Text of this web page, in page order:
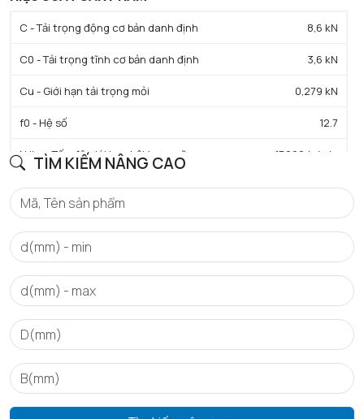
TÌM KIẾM NÂNG CAO
C - Tải trọng động cơ bản danh định 8,6 kN
C0 - Tải trọng tĩnh cơ bản danh định 3,6 kN
Cu - Giới hạn tải trọng mỏi 0,279 kN
f0 - Hệ số 12.7
N lim - Tốc độ giới hạn bôi trơn mỡ 15000 tr/min
Tmin - Nhiệt độ hoạt động tối thiểu -25 °C
Tmax - Nhiệt độ hoạt động tối đa 110 °C
GIỚI HẠN
da min - Đường kính vai tối thiểu IR
da max - Đường kính vai tối đa IR 20 mm
Da max - Đường kính vai tối đa OR 31 mm
ra max - Bán kính góc lượn tối đa trục & vỏ